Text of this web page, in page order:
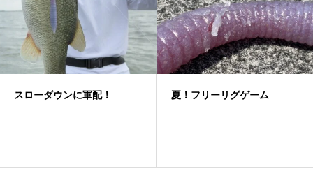
スローダウンに軍配！ 夏！フリーリグゲーム